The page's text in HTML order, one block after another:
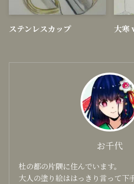
ステンレスカップ 大寒
お千代
杜の都の片隅に住んでいます。
大人の塗り絵ははっきり言って下